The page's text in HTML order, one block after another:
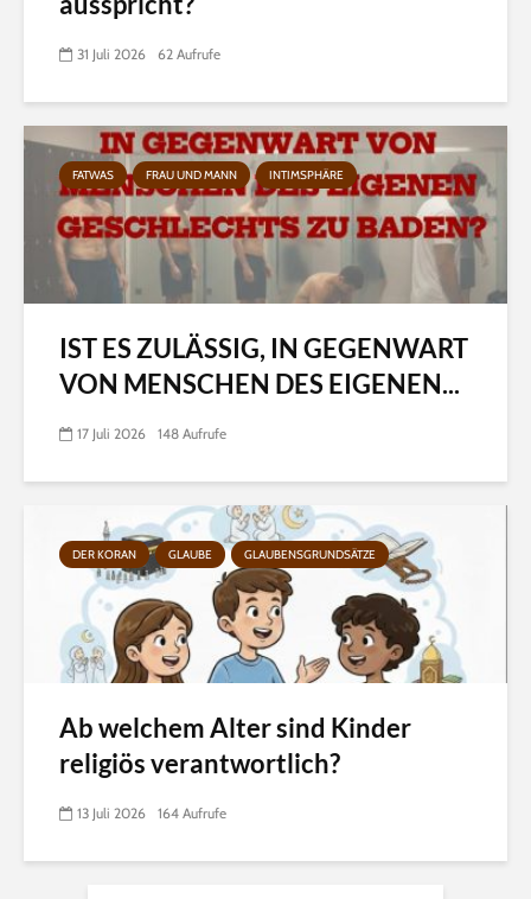
31 Juli 2026 62 Aufrufe
FATWAS FRAU UND MANN INTIMSPHÄRE
IST ES ZULÄSSIG, IN GEGENWART
VON MENSCHEN DES EIGENEN...
17 Juli 2026 148 Aufrufe
DER KORAN GLAUBE GLAUBENSGRUNDSÄTZE
Ab welchem Alter sind Kinder
religiös verantwortlich?
13 Juli 2026 164 Aufrufe